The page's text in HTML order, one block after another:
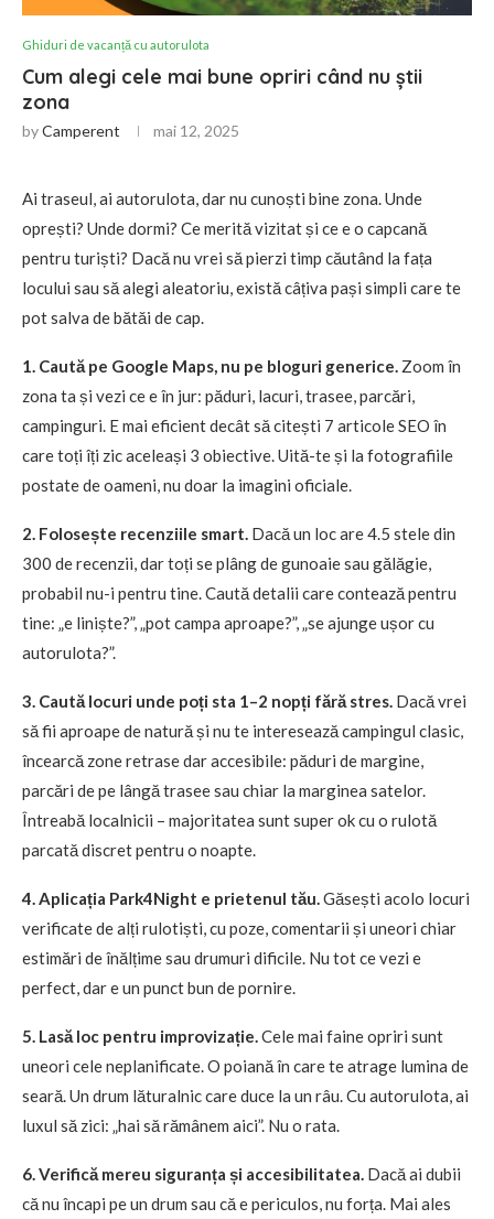
Ghiduri de vacanță cu autorulota
Cum alegi cele mai bune opriri când nu știi
zona
byCamperent mai 12, 2025
Ai traseul, ai autorulota, dar nu cunoști bine zona. Unde
oprești? Unde dormi? Ce merită vizitat și ce e o capcană
pentru turiști? Dacă nu vrei să pierzi timp căutând la fața
locului sau să alegi aleatoriu, există câțiva pași simpli care te
pot salva de bătăi de cap.
1. Caută pe Google Maps, nu pe bloguri generice. Zoom în
zona ta și vezi ce e în jur: păduri, lacuri, trasee, parcări,
campinguri. E mai eficient decât să citești 7 articole SEO în
care toți îți zic aceleași 3 obiective. Uită-te și la fotografiile
postate de oameni, nu doar la imagini oficiale.
2. Folosește recenziile smart. Dacă un loc are 4.5 stele din
300 de recenzii, dar toți se plâng de gunoaie sau gălăgie,
probabil nu-i pentru tine. Caută detalii care contează pentru
tine: „e liniște?”, „pot campa aproape?”, „se ajunge ușor cu
autorulota?”.
3. Caută locuri unde poți sta 1–2 nopți fără stres. Dacă vrei
să fii aproape de natură și nu te interesează campingul clasic,
încearcă zone retrase dar accesibile: păduri de margine,
parcări de pe lângă trasee sau chiar la marginea satelor.
Întreabă localnicii – majoritatea sunt super ok cu o rulotă
parcată discret pentru o noapte.
4. Aplicația Park4Night e prietenul tău.Găsești acolo locuri
verificate de alți rulotiști, cu poze, comentarii și uneori chiar
estimări de înălțime sau drumuri dificile. Nu tot ce vezi e
perfect, dar e un punct bun de pornire.
5. Lasă loc pentru improvizație.Cele mai faine opriri sunt
uneori cele neplanificate. O poiană în care te atrage lumina de
seară. Un drum lăturalnic care duce la un râu. Cu autorulota, ai
luxul să zici: „hai să rămânem aici”. Nu o rata.
6. Verifică mereu siguranța și accesibilitatea. Dacă ai dubii
că nu încapi pe un drum sau că e periculos, nu forța. Mai ales